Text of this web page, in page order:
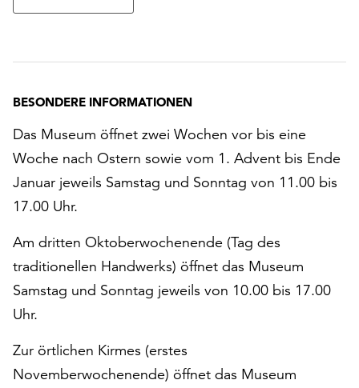
BESONDERE INFORMATIONEN
Das Museum öffnet zwei Wochen vor bis eine
Woche nach Ostern sowie vom 1. Advent bis Ende
Januar jeweils Samstag und Sonntag von 11.00 bis
17.00 Uhr.
Am dritten Oktoberwochenende (Tag des
traditionellen Handwerks) öffnet das Museum
Samstag und Sonntag jeweils von 10.00 bis 17.00
Uhr.
Zur örtlichen Kirmes (erstes
Novemberwochenende) öffnet das Museum